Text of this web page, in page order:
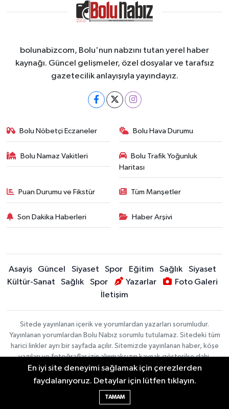
bolunabizcom, Bolu'nun nabzını tutan yerel haber
kaynağı. Güncel gelişmeler, özel dosyalar ve tarafsız
gazetecilik anlayışıyla yayındayız.
Bolu Nöbetçi Eczaneler Bolu Hava Durumu
Bolu Namaz Vakitleri
Bolu Trafik Yoğunluk
Haritası
Puan Durumu ve Fikstür Tüm Manşetler
Son Dakika Haberleri Haber Arşivi
Asayiş Güncel Siyaset Spor Eğitim Sağlık
Siyaset
Kültür-Sanat
Sağlık Spor Yazarlar
Foto Galeri
İletişim
Sitede yayınlanan içerik ve yorumlardan yazarları sorumludur.
Yayınlanan yorumlardan Bolu Nabız sorumlu tutulamaz. Sitedeki tüm
harici linkler ayrı bir sayfada açılır. Sitemizde yayınlanan haber, köşe
yazıları ve fotoğraflar izin alınmaksızın kaynak gösterilse dahi,
herhangi bir ortamda kullanılamaz ve yayınlanamaz
| Copyright © 2026
En iyi site deneyimi sağlamak için çerezlerden
faydalanıyoruz. Detaylar için lütfen tıklayın.
TAMAM